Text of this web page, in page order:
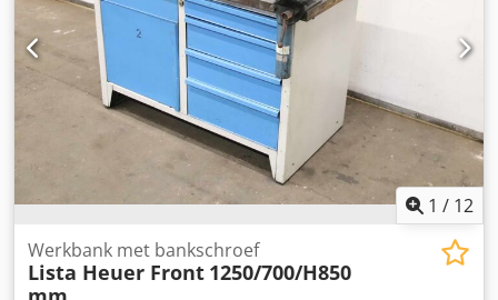
1 / 12
Werkbank met bankschroef
Lista Heuer Front 1250/700/H850